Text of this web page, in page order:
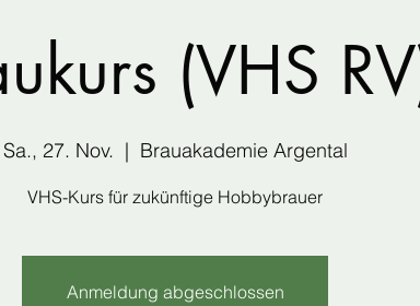
(VHS
Sa., 27. Nov.
  |
Brauakademie Argental
VHS-Kurs für zukünftige Hobbybrauer
Anmeldung abgeschlossen